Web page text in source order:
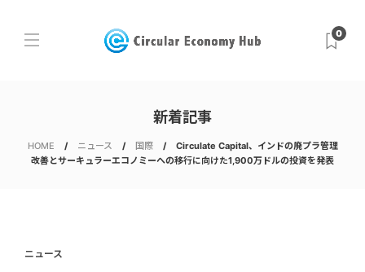
0
新着記事
HOME ニュース 国際
Circulate Capital、インドの廃プラ管理
改善とサーキュラーエコノミーへの移行に向けた1,900万ドルの投資を発表
ニュース